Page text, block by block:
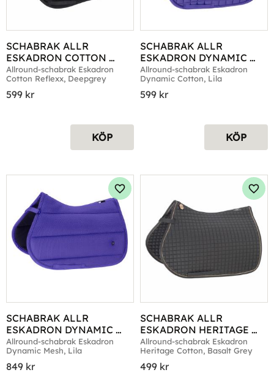
SCHABRAK ALLR
ESKADRON COTTON
REFLEXX DEEPGREY
Allround-schabrak Eskadron
Cotton Reflexx, Deepgrey
599 kr
KÖP
SCHABRAK ALLR
ESKADRON DYNAMIC
COTTON LILA
Allround-schabrak Eskadron
Dynamic Cotton, Lila
599 kr
KÖP
SCHABRAK ALLR
ESKADRON DYNAMIC
MESH LILA
Allround-schabrak Eskadron
Dynamic Mesh, Lila
849 kr
Lägg till i favoriter
SCHABRAK ALLR
ESKADRON HERITAGE
COTTON BASALT GREY
Allround-schabrak Eskadron
Heritage Cotton, Basalt Grey
499 kr